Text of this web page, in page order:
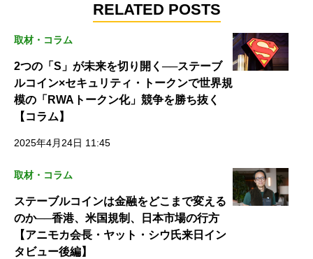
RELATED POSTS
取材・コラム
2つの「S」が未来を切り開く──ステーブ
ルコイン×セキュリティ・トークンで世界規
模の「RWAトークン化」競争を勝ち抜く
【コラム】
2025年4月24日 11:45
取材・コラム
ステーブルコインは金融をどこまで変える
のか──香港、米国規制、日本市場の行方
【アニモカ会長・ヤット・シウ氏来日イン
タビュー後編】